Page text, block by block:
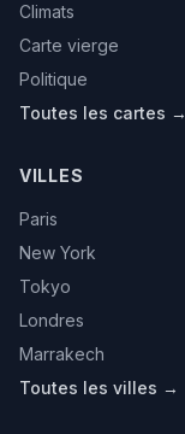
Climats
Carte vierge
Politique
Toutes les cartes →
VILLES
Paris
New York
Tokyo
Londres
Marrakech
Toutes les villes →